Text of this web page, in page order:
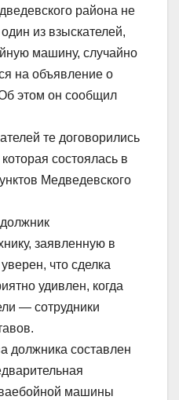
района не
из взыскателей,
машину, случайно
на объявление о
этом он сообщил
те договорились
состоялась в
Медведевского
заявленную в
что сделка
удивлен, когда
— сотрудники
должника составлен
машины